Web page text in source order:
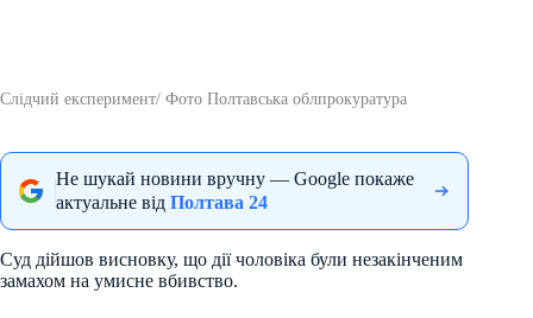
Слідчий експеримент/ Фото Полтавська облпрокуратура
Не шукай новини вручну — Google покаже
актуальне від Полтава 24
Суд дійшов висновку, що дії чоловіка були незакінченим
замахом на умисне вбивство.